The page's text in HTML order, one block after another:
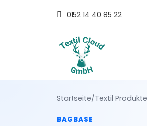
0152 14 40 85 22
Startseite/Textil Produkte
BAGBASE